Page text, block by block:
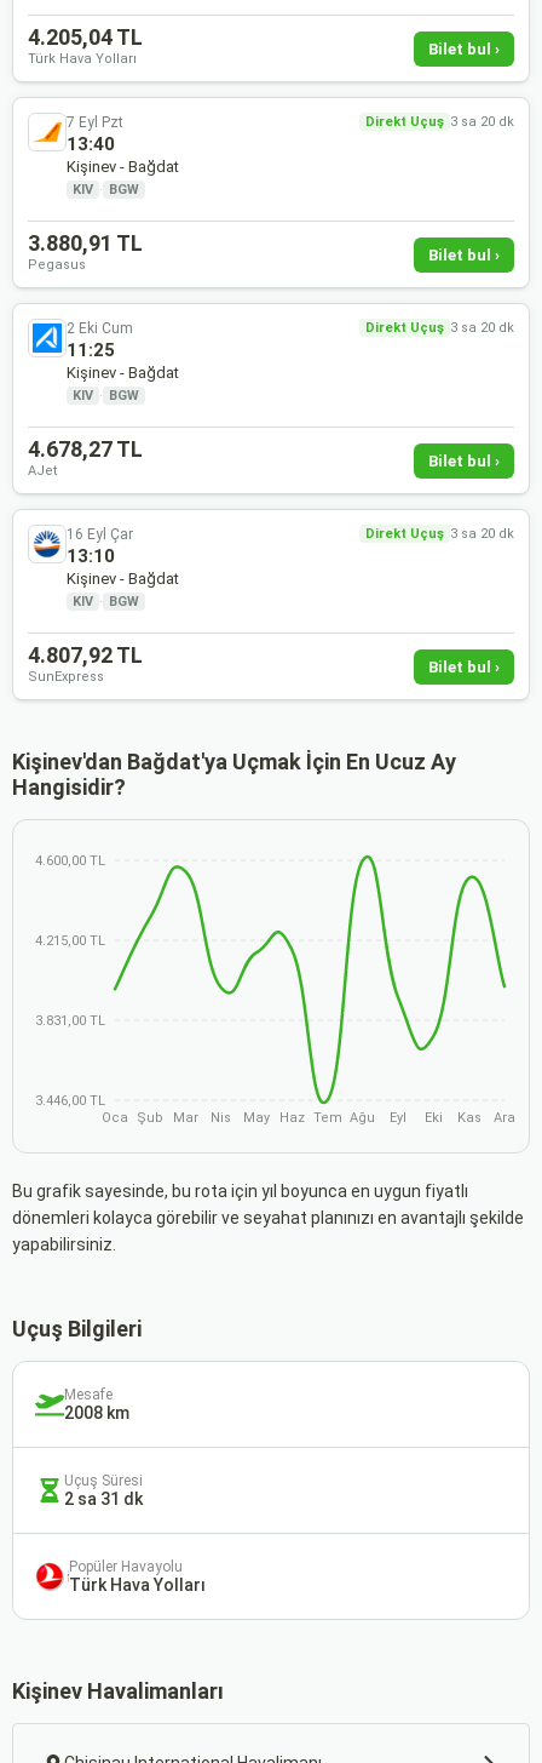
4.205,04 TL
Türk Hava Yolları
Bilet bul ›
7 Eyl Pzt Direkt Uçuş 3 sa 20 dk
13:40
Kişinev - Bağdat
KIV · BGW
3.880,91 TL
Pegasus
Bilet bul ›
2 Eki Cum Direkt Uçuş 3 sa 20 dk
11:25
Kişinev - Bağdat
KIV · BGW
4.678,27 TL
AJet
Bilet bul ›
16 Eyl Çar Direkt Uçuş 3 sa 20 dk
13:10
Kişinev - Bağdat
KIV · BGW
4.807,92 TL
SunExpress
Bilet bul ›
Kişinev'dan Bağdat'ya Uçmak İçin En Ucuz Ay
Hangisidir?
4.600,00 TL
4.215,00 TL
3.831,00 TL
3.446,00 TL
Oca
Şub Mar Nis May Haz Tem Ağu Eyl Eki Kas Ara
Bu grafik sayesinde, bu rota için yıl boyunca en uygun fiyatlı
dönemleri kolayca görebilir ve seyahat planınızı en avantajlı şekilde
yapabilirsiniz.
Uçuş Bilgileri
Mesafe
2008 km
Uçuş Süresi
2 sa 31 dk
Popüler Havayolu
Türk Hava Yolları
Kişinev Havalimanları